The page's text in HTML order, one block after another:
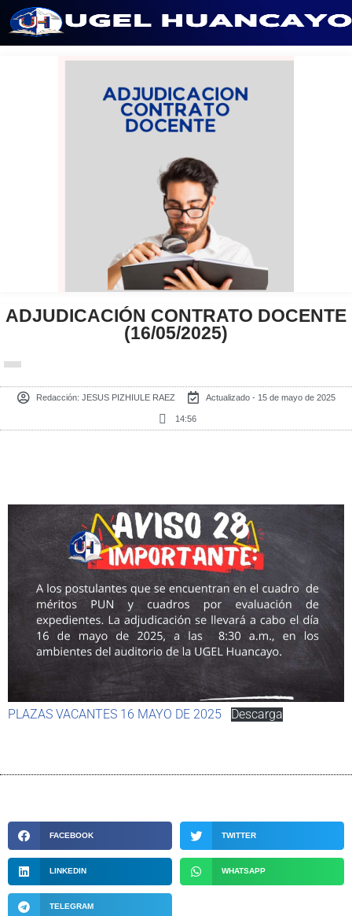
ADJUDICACIÓN CONTRATO DOCENTE
(16/05/2025)
Redacción: JESUS PIZHIULE RAEZ Actualizado - 15 de mayo de 2025
14:56
PLAZAS VACANTES 16 MAYO DE 2025 Descarga
FACEBOOK TWITTER
LINKEDIN WHATSAPP
TELEGRAM